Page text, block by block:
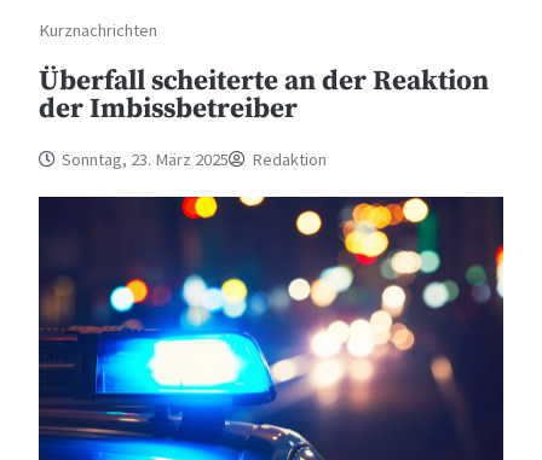
Kurznachrichten
Überfall scheiterte an der Reaktion
der Imbissbetreiber
Sonntag, 23. März 2025 Redaktion